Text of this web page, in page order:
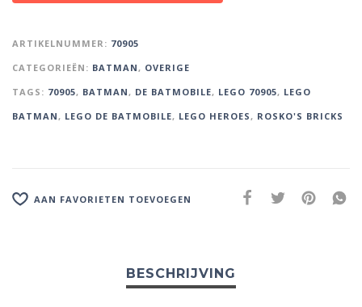
a
t
ARTIKELNUMMER: 70905
CATEGORIEËN: BATMAN, OVERIGE
TAGS: 70905, BATMAN, DE BATMOBILE, LEGO 70905, LEGO
BATMAN, LEGO DE BATMOBILE, LEGO HEROES, ROSKO'S BRICKS
AAN FAVORIETEN TOEVOEGEN